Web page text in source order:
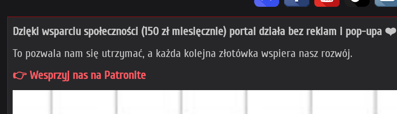
Dzięki wsparciu społeczności (150 zł miesięcznie) portal działa bez reklam i pop-upa ❤️
To pozwala nam się utrzymać, a każda kolejna złotówka wspiera nasz rozwój.
👉 Wesprzyj nas na Patronite